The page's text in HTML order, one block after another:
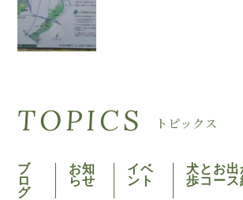
TOPICS トピックス
ブ
ロ
グ
お知
らせ
イベ
ント
犬とお
歩コース